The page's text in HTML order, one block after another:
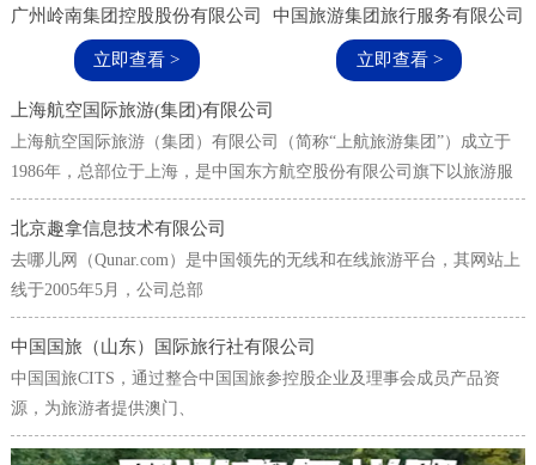
广州岭南集团控股股份有限公司
立即查看 >
中国旅游集团旅行服务有限公司
立即查看 >
上海航空国际旅游(集团)有限公司
上海航空国际旅游（集团）有限公司（简称“上航旅游集团”）成立于
1986年，总部位于上海，是中国东方航空股份有限公司旗下以旅游服
务、商务差旅为核心业务的综合旅游集团。
北京趣拿信息技术有限公司
去哪儿网（Qunar.com）是中国领先的无线和在线旅游平台，其网站上
线于2005年5月，公司总部
中国国旅（山东）国际旅行社有限公司
中国国旅CITS，通过整合中国国旅参控股企业及理事会成员产品资
源，为旅游者提供澳门、